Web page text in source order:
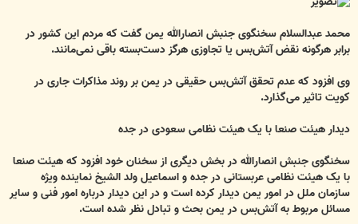
محمد عبدالسلام سخنگوی جنبش انصارالله یمن گفت که مردم این کشور در
برابر هرگونه نقض آتش‌بس یا تجاوزی هرگز دست‌بسته باقی نمی‌مانند.
وی افزود که عدم تحقق آتش‌بس حقیقی در یمن بر روند مذاکرات جاری در
کویت تاثیر می‌گذارد.
دیدار هیئت صنعا با یک هیئت نظامی سعودی در جده
سخنگوی جنبش انصارالله در بخش دیگری از سخنان خود افزود که هیئت صنعا
با یک هیئت نظامی عربستانی در جده و اسماعیل ولد الشیخ نماینده ویژه
سازمان ملل در امور یمن دیدار کرده است و در این دیدار درباره امور فنی و سایر
مسائل مربوط به آتش‌بس در یمن بحث و تبادل نظر شده است.